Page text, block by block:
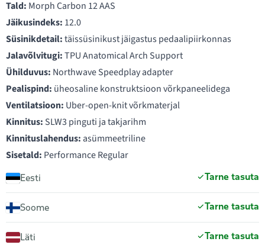
Tald: Morph Carbon 12 AAS
Jäikusindeks: 12.0
Süsinikdetail:täissüsinikust jäigastus pedaalipiirkonnas
Jalavõlvitugi:TPU Anatomical Arch Support
Ühilduvus: Northwave Speedplay adapter
Pealispind: üheosaline konstruktsioon võrkpaneelidega
Ventilatsioon: Uber-open-knit võrkmaterjal
Kinnitus: SLW3 pinguti ja takjarihm
Kinnituslahendus: asümmeetriline
Sisetald: Performance Regular
Eesti Tarne tasuta
Soome Tarne tasuta
Läti Tarne tasuta